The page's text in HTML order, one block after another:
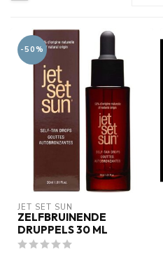
-50%
JET SET SUN
ZELFBRUINENDE
DRUPPELS 30 ML